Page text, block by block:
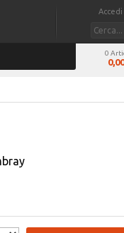
Accedi
0